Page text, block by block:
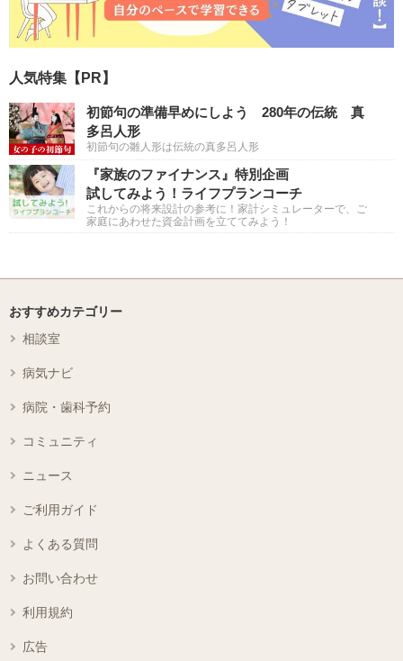
人気特集【PR】
初節句の準備早めにしよう 280年の伝統 真
多呂人形
初節句の雛人形は伝統の真多呂人形
『家族のファイナンス』特別企画
試してみよう！ライフプランコーチ
これからの将来設計の参考に！家計シミュレーターで、ご
家庭にあわせた資金計画を立ててみよう！
おすすめカテゴリー
相談室
病気ナビ
病院・歯科予約
コミュニティ
ニュース
ご利用ガイド
よくある質問
お問い合わせ
利用規約
広告